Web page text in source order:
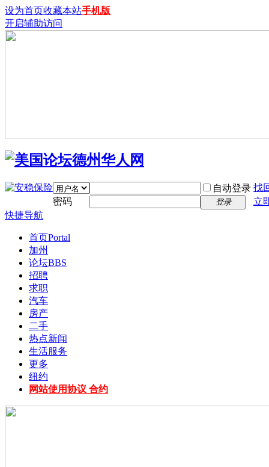
设为首页收藏本站手机版
开启辅助访问
自动登录 找
密码
登录
立
快捷导航
首页Portal
加州
论坛BBS
招聘
求职
汽车
房产
二手
热点新闻
生活服务
更多
纽约
网站使用协议 合约